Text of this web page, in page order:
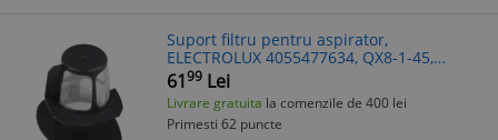
Suport filtru pentru aspirator,
ELECTROLUX 4055477634, QX8-1-45,
EER8x
6199 Lei
Livrare gratuita la comenzile de 400 lei
Primesti 62 puncte